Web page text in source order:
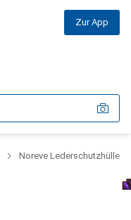
Zur App
Noreve Lederschutzhülle